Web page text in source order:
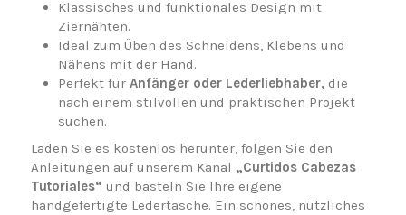
Klassisches und funktionales Design mit
Ziernähten.
Ideal zum Üben des Schneidens, Klebens und
Nähens mit der Hand.
Perfekt für Anfänger oder Lederliebhaber,die
nach einem stilvollen und praktischen Projekt
suchen.
Laden Sie es kostenlos herunter, folgen Sie den
Anleitungen auf unserem Kanal „Curtidos Cabezas
Tutoriales“ und basteln Sie Ihre eigene
handgefertigte Ledertasche. Ein schönes, nützliches